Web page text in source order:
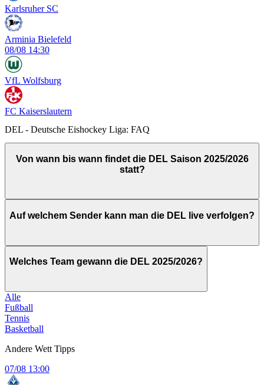
Karlsruher SC
Arminia Bielefeld
08/08 14:30
VfL Wolfsburg
FC Kaiserslautern
DEL - Deutsche Eishockey Liga: FAQ
Von wann bis wann findet die DEL Saison 2025/2026
statt?
Auf welchem Sender kann man die DEL live verfolgen?
Welches Team gewann die DEL 2025/2026?
Alle
Fußball
Tennis
Basketball
Andere Wett Tipps
07/08 13:00